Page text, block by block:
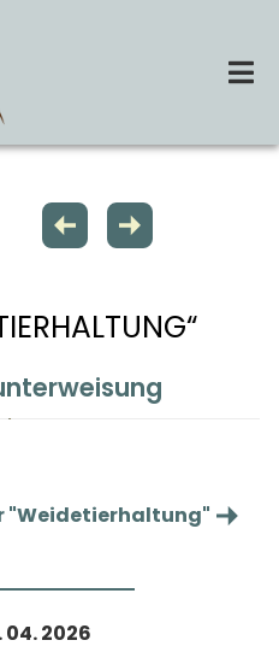
"Weidetierhaltung"
04. 2026